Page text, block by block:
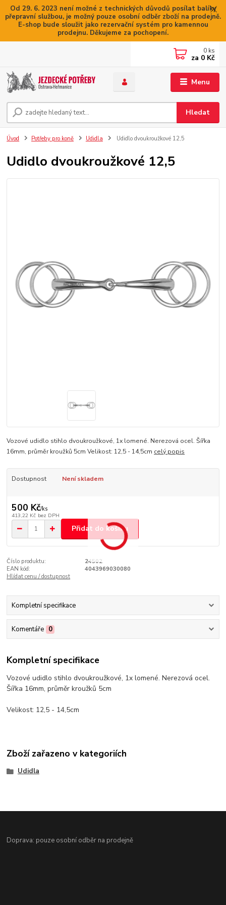
Od 29. 6. 2023 není možné z technických důvodů posílat balíky
přepravní službou, je možný pouze osobní odběr zboží na prodejně.
E-shop bude sloužit jako rezervační systém pro kamennou
prodejnu. Děkujeme za pochopení.
Menu
Hledat
0 ks
za 0 Kč
Úvod Potřeby pro koně Udidla Udidlo dvoukroužkové 12,5
Udidlo dvoukroužkové 12,5
Vozové udidlo stihlo dvoukroužkové, 1x lomené. Nerezová ocel. Šířka
16mm, průměr kroužků 5cm Velikost: 12,5 - 14,5cm celý popis
Dostupnost Není skladem
500 Kč/ks
413,22 Kč bez DPH
Přidat do košíku
Číslo produktu:
24502
EAN kód:
4043969030080
Hlídat cenu / dostupnost
Kompletní specifikace
Komentáře 0
Kompletní specifikace
Vozové udidlo stihlo dvoukroužkové, 1x lomené. Nerezová ocel.
Šířka 16mm, průměr kroužků 5cm
Velikost: 12,5 - 14,5cm
Zboží zařazeno v kategoriích
Udidla
Doprava: pouze osobní odběr na prodejně